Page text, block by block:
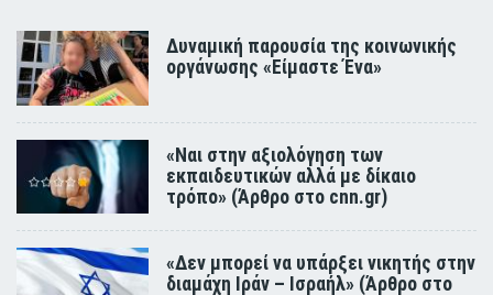
Δυναμική παρουσία της κοινωνικής
οργάνωσης «Είμαστε Ένα»
«Ναι στην αξιολόγηση των
εκπαιδευτικών αλλά με δίκαιο
τρόπο» (Άρθρο στο cnn.gr)
«Δεν μπορεί να υπάρξει νικητής στην
διαμάχη Ιράν – Ισραήλ» (Άρθρο στο